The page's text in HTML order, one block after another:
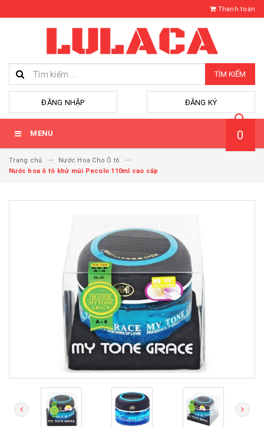
Thanh toán
TÌM KIẾM
ĐĂNG NHẬP ĐĂNG KÝ
MENU 0
Trang chủ
Nước Hoa Cho Ô tô
Nước hoa ô tô khử mùi Pecolo 110ml cao cấp